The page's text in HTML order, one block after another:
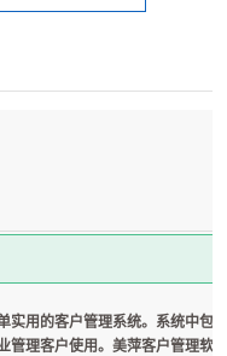
用的客户管理系统。系统中包
管理客户使用。美萍客户管理